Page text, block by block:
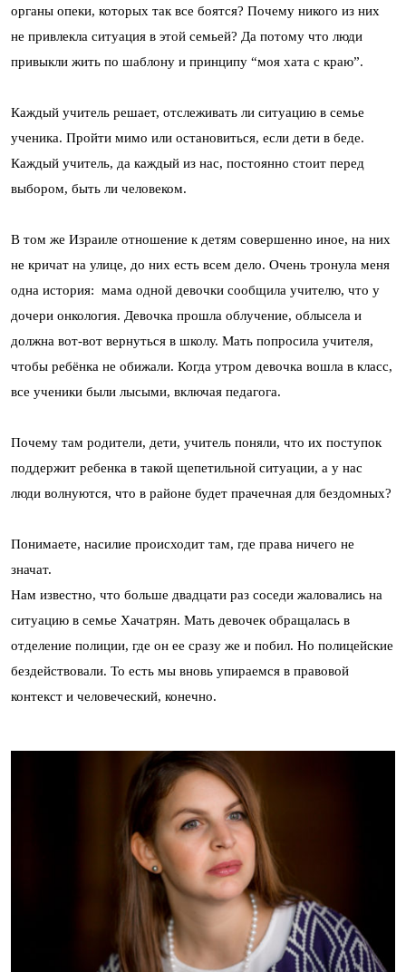
органы опеки, которых так все боятся? Почему никого из них
не привлекла ситуация в этой семьей? Да потому что люди
привыкли жить по шаблону и принципу “моя хата с краю”.
Каждый учитель решает, отслеживать ли ситуацию в семье
ученика. Пройти мимо или остановиться, если дети в беде.
Каждый учитель, да каждый из нас, постоянно стоит перед
выбором, быть ли человеком.
В том же Израиле отношение к детям совершенно иное, на них
не кричат на улице, до них есть всем дело. Очень тронула меня
одна история: мама одной девочки сообщила учителю, что у
дочери онкология. Девочка прошла облучение, облысела и
должна вот-вот вернуться в школу. Мать попросила учителя,
чтобы ребёнка не обижали. Когда утром девочка вошла в класс,
все ученики были лысыми, включая педагога.
Почему там родители, дети, учитель поняли, что их поступок
поддержит ребенка в такой щепетильной ситуации, а у нас
люди волнуются, что в районе будет прачечная для бездомных?
Понимаете, насилие происходит там, где права ничего не
значат.
Нам известно, что больше двадцати раз соседи жаловались на
ситуацию в семье Хачатрян. Мать девочек обращалась в
отделение полиции, где он ее сразу же и побил. Но полицейские
бездействовали. То есть мы вновь упираемся в правовой
контекст и человеческий, конечно.